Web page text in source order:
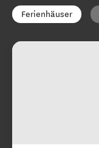
Ferienhäuser